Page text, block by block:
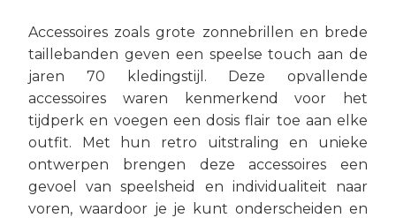
Accessoires zoals grote zonnebrillen en brede
taillebanden geven een speelse touch aan de
jaren 70 kledingstijl. Deze opvallende
accessoires waren kenmerkend voor het
tijdperk en voegen een dosis flair toe aan elke
outfit. Met hun retro uitstraling en unieke
ontwerpen brengen deze accessoires een
gevoel van speelsheid en individualiteit naar
voren, waardoor je je kunt onderscheiden en